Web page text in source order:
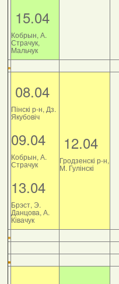
15.04
Кобрын, А.
Страчук,
Мальчук
08.04
Пінскі р-н, Дз.
Якубовіч
09.04
Кобрын, А.
Страчук
13.04
Брэст, Э.
Данцова, А.
Ківачук
12.04
Гродзенскі р-н,
М. Гулінскі